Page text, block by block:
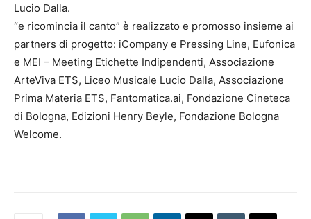
Lucio Dalla.
“e ricomincia il canto” è realizzato e promosso insieme ai
partners di progetto: iCompany e Pressing Line, Eufonica
e MEI – Meeting Etichette Indipendenti, Associazione
ArteViva ETS, Liceo Musicale Lucio Dalla, Associazione
Prima Materia ETS, Fantomatica.ai, Fondazione Cineteca
di Bologna, Edizioni Henry Beyle, Fondazione Bologna
Welcome.